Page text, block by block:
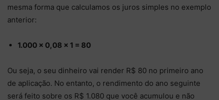
mesma forma que calculamos os juros simples no exemplo
anterior:
1.000 x 0,08 x 1 = 80
Ou seja, o seu dinheiro vai render R$ 80 no primeiro ano
de aplicação. No entanto, o rendimento do ano seguinte
será feito sobre os R$ 1.080 que você acumulou e não